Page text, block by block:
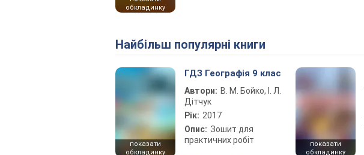
обкладинку
Найбільш популярні книги
показати
обкладинку
ГДЗ Географія 9 клас
Автори: В. М. Бойко, І. Л.
Дітчук
Рік: 2017
Опис: Зошит для
практичних робіт
показати
обкладинку